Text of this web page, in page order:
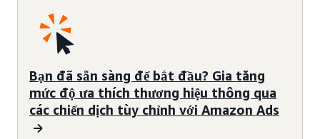
Bạn đã sẵn sàng để bắt đầu? Gia tăng
mức độ ưa thích thương hiệu thông qua
các chiến dịch tùy chỉnh với Amazon Ads